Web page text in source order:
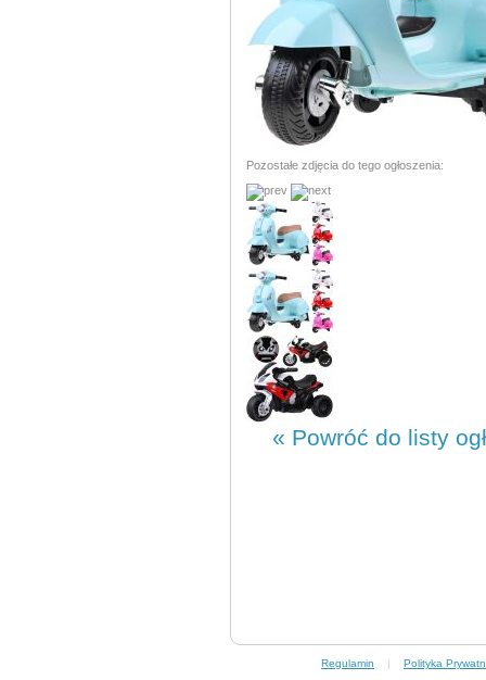
Pozostałe zdjęcia do tego ogłoszenia:
« Powróć do listy
Regulamin | Polityka